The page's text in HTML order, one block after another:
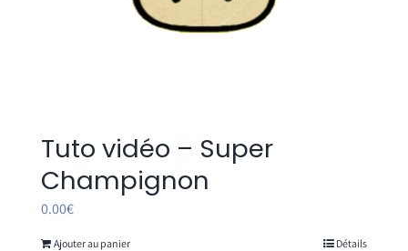
Tuto vidéo – Super
Champignon
0.00€
Ajouter au panier Détails